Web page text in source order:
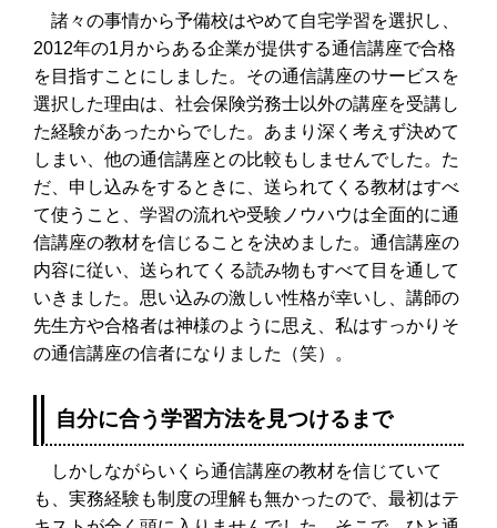
諸々の事情から予備校はやめて自宅学習を選択し、
2012年の1月からある企業が提供する通信講座で合格
を目指すことにしました。その通信講座のサービスを
選択した理由は、社会保険労務士以外の講座を受講し
た経験があったからでした。あまり深く考えず決めて
しまい、他の通信講座との比較もしませんでした。た
だ、申し込みをするときに、送られてくる教材はすべ
て使うこと、学習の流れや受験ノウハウは全面的に通
信講座の教材を信じることを決めました。通信講座の
内容に従い、送られてくる読み物もすべて目を通して
いきました。思い込みの激しい性格が幸いし、講師の
先生方や合格者は神様のように思え、私はすっかりそ
の通信講座の信者になりました（笑）。
自分に合う学習方法を見つけるまで
しかしながらいくら通信講座の教材を信じていて
も、実務経験も制度の理解も無かったので、最初はテ